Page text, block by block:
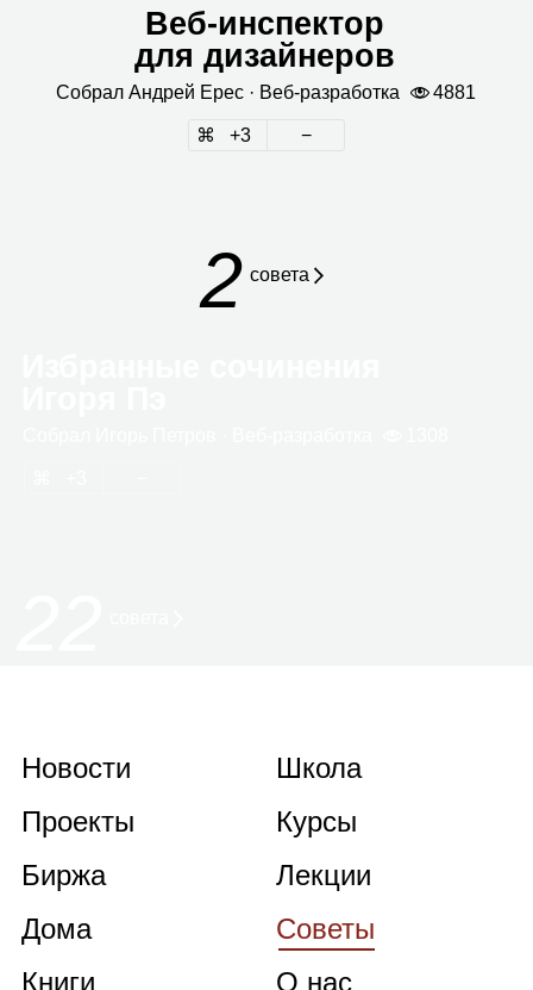
Веб‑инспектор
для дизайнеров
Собрал Андрей Ерес· Веб‑раз­ра­ботка 4881
3
2 совета
Новости
Проекты
Биржа
Дома
Книги
Школа
Курсы
Лекции
Советы
О нас